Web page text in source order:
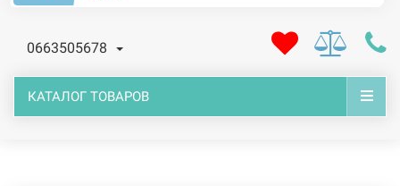
0663505678
КАТАЛОГ ТОВАРОВ